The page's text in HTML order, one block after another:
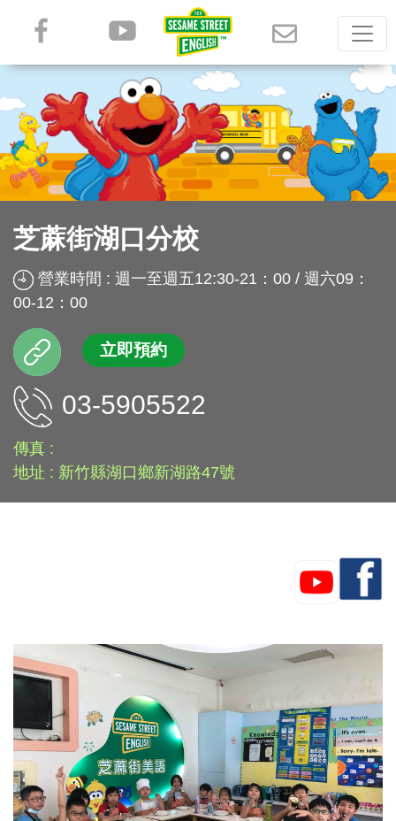
芝蔴街湖口分校
營業時間 : 週一至週五12:30-21：00 / 週六09：
00-12：00
立即預約
03-5905522
傳真 :
地址 : 新竹縣湖口鄉新湖路47號